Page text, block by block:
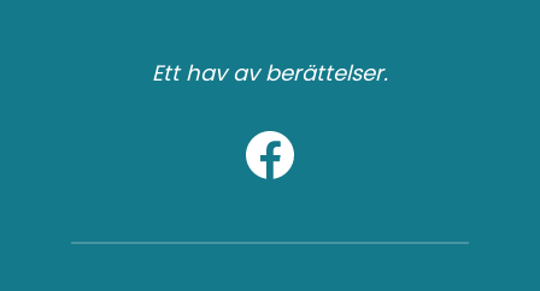
Ett hav av berättelser.